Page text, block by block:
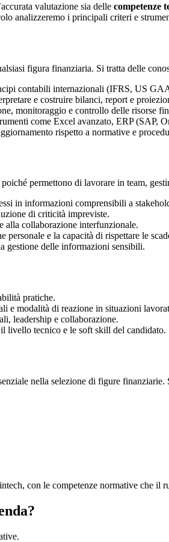
valutazione sia delle competenze
analizzeremo i principali criteri e
figura finanziaria. Si tratta delle
contabili internazionali (IFRS, US
e costruire bilanci, report e
monitoraggio e controllo delle risorse
come Excel avanzato, ERP (SAP,
rispetto a normative e
permettono di lavorare in team,
in informazioni comprensibili a
di criticità impreviste.
alla collaborazione interfunzionale.
personale e la capacità di rispettare le
gestione delle informazioni sensibili.
pratiche.
e modalità di reazione in situazioni
leadership e collaborazione.
livello tecnico e le soft skill del candidato.
nella selezione di figure
con le competenze normative che il